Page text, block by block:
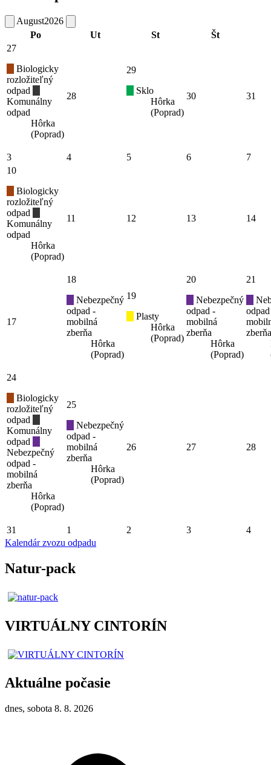
August2026
Po
Ut St Št
27
Biologicky
rozložiteľný
odpad
Komunálny
odpad
Hôrka
(Poprad)
28
29
Sklo
Hôrka
(Poprad)
30 31
3 4 5 6
7
10
Biologicky
rozložiteľný
odpad
Komunálny
odpad
Hôrka
(Poprad)
11 12 13 14
17
18
Nebezpečný
odpad -
mobilná
zberňa
Hôrka
(Poprad)
19
Plasty
Hôrka
(Poprad)
20
Nebezpečný
odpad -
mobilná
zberňa
Hôrka
(Poprad)
21
zberňa
24
Biologicky
rozložiteľný
odpad
Komunálny
odpad
Nebezpečný
odpad -
mobilná
zberňa
Hôrka
(Poprad)
25
Nebezpečný
odpad -
mobilná
zberňa
Hôrka
(Poprad)
26 27 28
31 1 2 3
4
Kalendár zvozu odpadu
Natur-pack
VIRTUÁLNY CINTORÍN
Aktuálne počasie
dnes, sobota 8. 8. 2026